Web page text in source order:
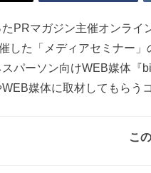
PRマガジン主催オンライ
した「メディアセミナー
パーソン向けWEB媒体『
媒体に取材してもらう
こ